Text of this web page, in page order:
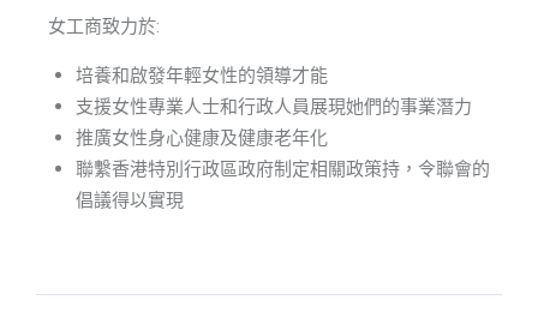
女工商致力於:
培養和啟發年輕女性的領導才能
支援女性專業人士和行政人員展現她們的事業潛力
推廣女性身心健康及健康老年化
聯繫香港特別行政區政府制定相關政策持，令聯會的
倡議得以實現